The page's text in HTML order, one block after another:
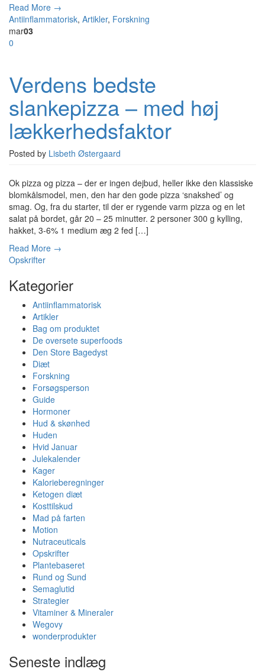
Read More →
Antiinflammatorisk, Artikler, Forskning
mar03
0
Verdens bedste
slankepizza – med høj
lækkerhedsfaktor
Posted by Lisbeth Østergaard
Ok pizza og pizza – der er ingen dejbud, heller ikke den klassiske
blomkålsmodel, men, den har den gode pizza ‘snakshed’ og
smag. Og, fra du starter, til der er rygende varm pizza og en let
salat på bordet, går 20 – 25 minutter. 2 personer 300 g kylling,
hakket, 3-6% 1 medium æg 2 fed […]
Read More →
Opskrifter
Kategorier
Antiinflammatorisk
Artikler
Bag om produktet
De oversete superfoods
Den Store Bagedyst
Diæt
Forskning
Forsøgsperson
Guide
Hormoner
Hud & skønhed
Huden
Hvid Januar
Julekalender
Kager
Kalorieberegninger
Ketogen diæt
Kosttilskud
Mad på farten
Motion
Nutraceuticals
Opskrifter
Plantebaseret
Rund og Sund
Semaglutid
Strategier
Vitaminer & Mineraler
Wegovy
wonderprodukter
Seneste indlæg